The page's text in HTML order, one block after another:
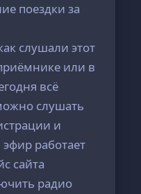
поездки за
слушали этот
или в
всё
слушать
и
работает
сайта
радио